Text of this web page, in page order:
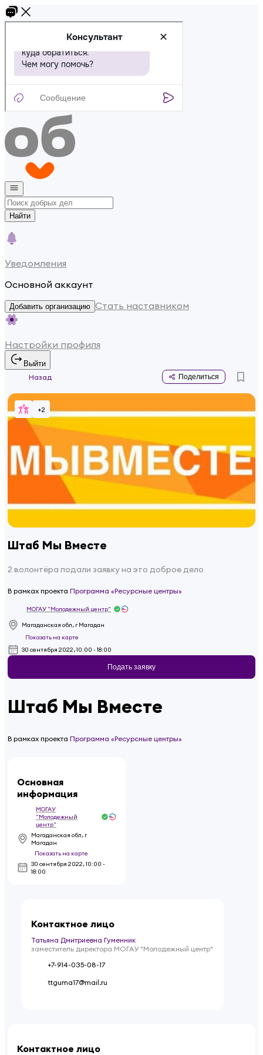
Найти
Уведомления
Основной аккаунт
Добавить организацию Стать наставником
Настройки профиля
Выйти
Назад
Поделиться
+2
Штаб Мы Вместе
2 волонтёра подали заявку на это доброе дело
В рамках проекта Программа «Ресурсные центры»
МОГАУ "Молодежный центр"
Магаданская обл, г Магадан
Показать на карте
30 сентября 2022, 10:00 - 18:00
Подать заявку
Штаб Мы Вместе
В рамках проекта Программа «Ресурсные центры»
Основная
информация
МОГАУ
"Молодежный
центр"
Магаданская обл, г
Магадан
Показать на карте
30 сентября 2022,10:00 -
18:00
Контактное лицо
Татьяна Дмитриевна Гуменник
заместитель директора МОГАУ "Молодежный центр"
+7-914-035-08-17
ttguma17@mail.ru
Контактное лицо